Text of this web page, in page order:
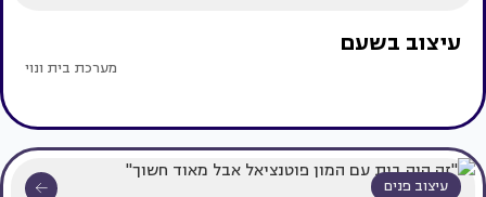
עיצוב בשעם
מערכת בית ונוי
עיצוב פנים